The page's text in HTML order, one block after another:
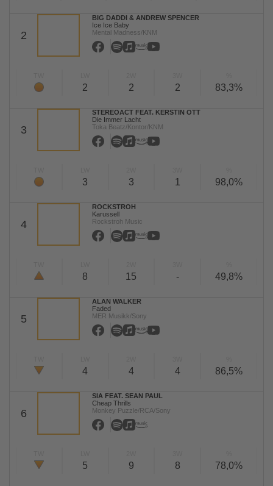
2
BIG DADDI & ANDREW SPENCER
Ice Ice Baby
Mental Madness/KNM
2 2 2 83,3%
3
STEREOACT FEAT. KERSTIN OTT
Die Immer Lacht
Toka Beatz/Kontor/KNM
3 3 1 98,0%
4
ROCKSTROH
Karussell
Rockstroh Music
8 15 - 49,8%
5
ALAN WALKER
Faded
MER Musikk/Sony
4 4 4 86,5%
6
SIA FEAT. SEAN PAUL
Cheap Thrills
Monkey Puzzle/RCA/Sony
5 9 8 78,0%